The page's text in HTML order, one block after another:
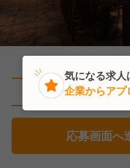
直近2人が
応募画面へ
気になる求人
企業からアプ